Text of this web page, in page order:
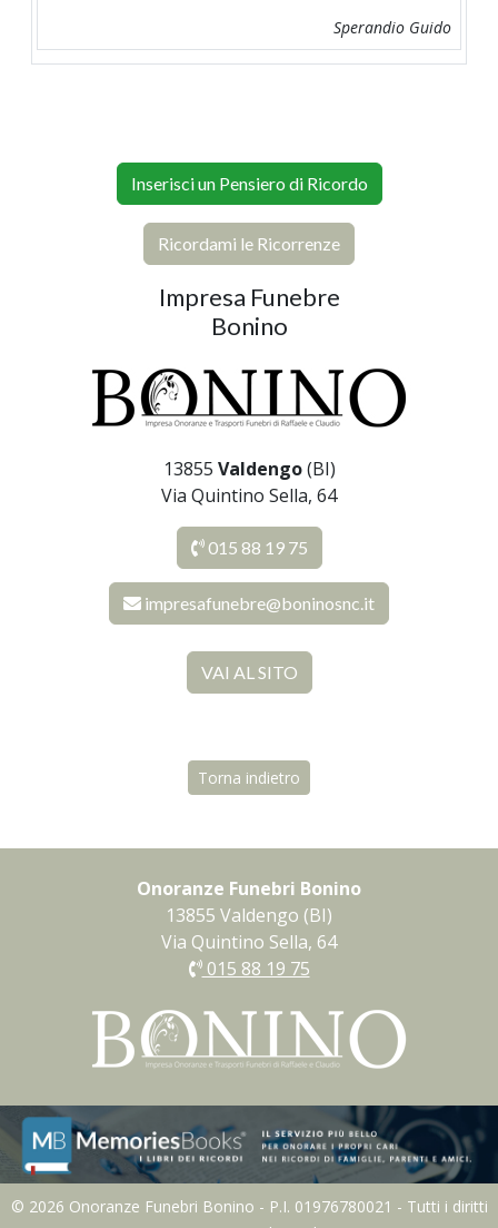
Sperandio Guido
Inserisci un Pensiero di Ricordo
Ricordami le Ricorrenze
Impresa Funebre
Bonino
13855 Valdengo(BI)
Via Quintino Sella, 64
015 88 19 75
impresafunebre@boninosnc.it
VAI AL SITO
Torna indietro
Onoranze Funebri Bonino
13855 Valdengo (BI)
Via Quintino Sella, 64
015 88 19 75
© 2026 Onoranze Funebri Bonino - P.I. 01976780021 - Tutti i diritti